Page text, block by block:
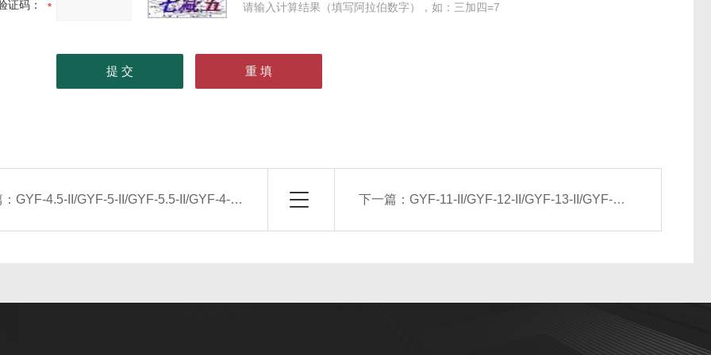
证码： 请输入计算结果（填写阿拉伯数字），如：三加四=7
：GYF-4.5-II/GYF-5-II/GYF-5.5-II/GYF-4-II/GYF-6-II消防 下一篇： GYF-11-II/GYF-12-II/GYF-13-II/GYF-14-II消防高温排烟风机